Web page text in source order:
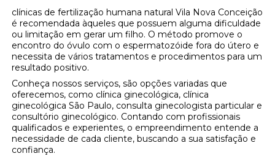
clínicas de fertilização humana natural Vila Nova Conceição
é recomendada àqueles que possuem alguma dificuldade
ou limitação em gerar um filho. O método promove o
encontro do óvulo com o espermatozóide fora do útero e
necessita de vários tratamentos e procedimentos para um
resultado positivo.
Conheça nossos serviços, são opções variadas que
oferecemos, como clínica ginecológica, clínica
ginecológica São Paulo, consulta ginecologista particular e
consultório ginecológico. Contando com profissionais
qualificados e experientes, o empreendimento entende a
necessidade de cada cliente, buscando a sua satisfação e
confiança.